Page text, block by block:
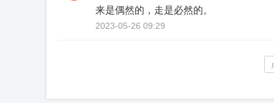
来是偶然的，走是必然的。
2023-05-26 09:29